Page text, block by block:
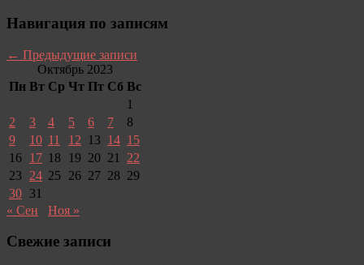
Навигация по записям
← Предыдущие записи
Октябрь 2023
Пн Вт Ср Чт Пт Сб Вс
1
2
3 4 5 6 7
8
9
10 11 12 13 14 15
16 17 18 19 20 21
22
23
24 25 26 27 28 29
30 31
« Сен
Ноя »
Свежие записи